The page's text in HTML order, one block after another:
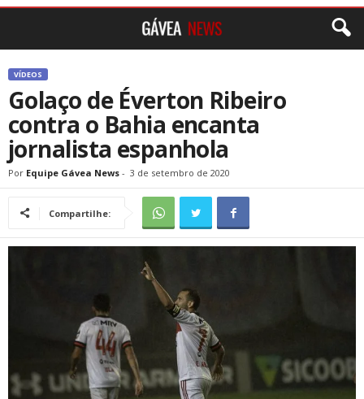
VÍDEOS
Golaço de Éverton Ribeiro
contra o Bahia encanta
jornalista espanhola
Por Equipe Gávea News - 3 de setembro de 2020
Compartilhe: